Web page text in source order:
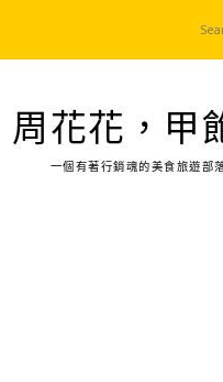
周花花，甲
一個有著行銷魂的美食旅遊部